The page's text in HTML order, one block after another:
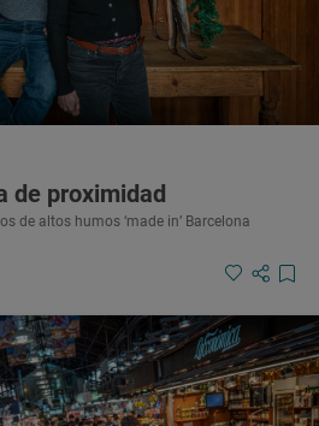
de proximidad
de altos humos ‘made in’ Barcelona